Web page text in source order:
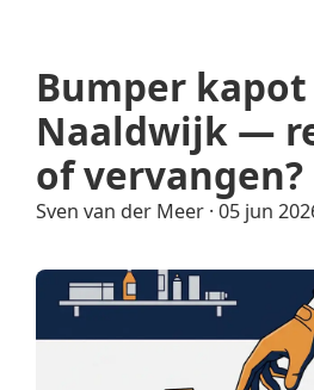
Bumper
Naaldwijk —
of vervangen?
Sven van der Meer · 05 jun